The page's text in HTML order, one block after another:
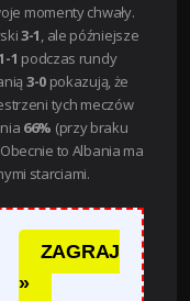
momenty chwały.
3-1, ale późniejsze
1 podczas rundy
3-0pokazują, że
tych meczów
66% (przy braku
to Albania ma
starciami.
ZAGRAJ
»